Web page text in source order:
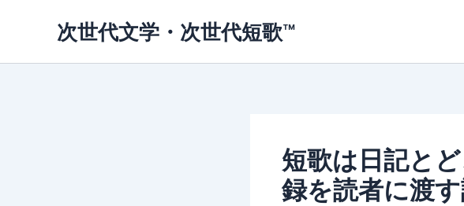
次世代文学・次世代短歌™
短歌は日記と
録を読者に渡